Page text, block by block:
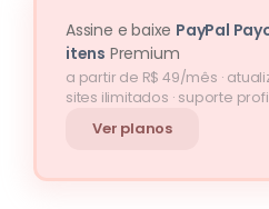
Assine e baixe PayPal
itens Premium
a partir de R$ 49/mês ·
sites ilimitados · suporte
Ver planos